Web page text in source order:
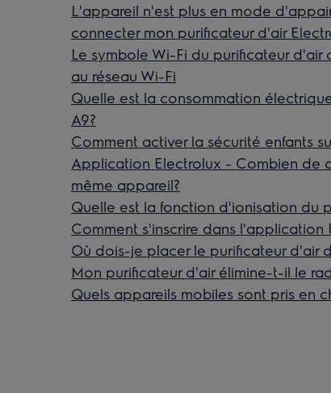
L'appareil n'est plus en mode
connecter mon purificateur d'air
Le symbole Wi-Fi du purificateur
au réseau Wi-Fi
Quelle est la consommation
A9?
Comment activer la sécurité enfants
Application Electrolux - Combien de
même appareil?
Quelle est la fonction d'ionisation du
Comment s'inscrire dans l'application
Où dois-je placer le purificateur d'air
Mon purificateur d'air élimine-t-il le
Quels appareils mobiles sont pris en